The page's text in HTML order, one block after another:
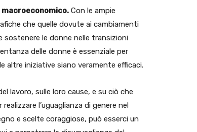
macroeconomico. Con le ampie
che quelle dovute ai cambiamenti
sostenere le donne nelle transizioni
delle donne è essenziale per
altre iniziative siano veramente efficaci.
lavoro, sulle loro cause, e su ciò che
l’uguaglianza di genere nel
e scelte coraggiose, può esserci un